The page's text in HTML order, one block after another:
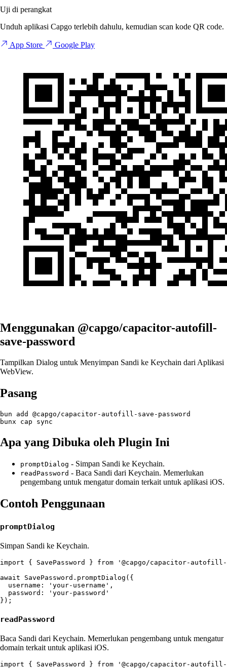
Uji di perangkat
Unduh aplikasi Capgo terlebih dahulu, kemudian scan kode QR code.
App Store Google Play
Menggunakan @capgo/capacitor-autofill-
save-password
Tampilkan Dialog untuk Menyimpan Sandi ke Keychain dari Aplikasi
WebView.
Pasang
bun add @capgo/capacitor-autofill-save-password
Apa yang Dibuka oleh Plugin Ini
promptDialog - Simpan Sandi ke Keychain.
readPassword - Baca Sandi dari Keychain. Memerlukan
pengembang untuk mengatur domain terkait untuk aplikasi iOS.
Contoh Penggunaan
promptDialog
Simpan Sandi ke Keychain.
import { SavePassword } from '@capgo/capacitor-autofill-
await SavePassword.promptDialog({
  username: 'your-username',
  password: 'your-password'
readPassword
Baca Sandi dari Keychain. Memerlukan pengembang untuk mengatur
domain terkait untuk aplikasi iOS.
import { SavePassword } from '@capgo/capacitor-autofill-